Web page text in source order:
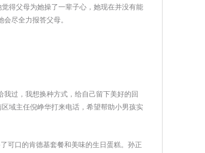
得父母为她操了一辈子心，她现在并没有能
尽全力报答父母。
过，我想换种方式，给自己留下美好的回
域主任倪峥华打来电话，希望帮助小男孩实
可口的肯德基套餐和美味的生日蛋糕。孙正